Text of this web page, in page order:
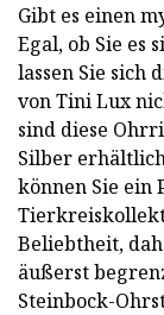
Gibt es einen
Egal, ob Sie es
lassen Sie sich
von Tini Lux
sind diese
Silber
können Sie ein
Beliebtheit,
äußerst
Steinbock-